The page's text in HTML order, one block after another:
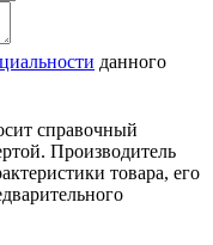
данного
справочный
Производитель
товара, его